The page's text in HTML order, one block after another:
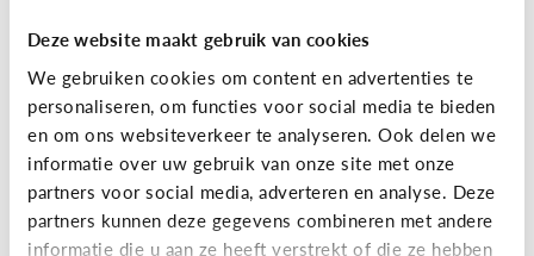
Deze website maakt gebruik van cookies
We gebruiken cookies om content en advertenties te
personaliseren, om functies voor social media te bieden
en om ons websiteverkeer te analyseren. Ook delen we
informatie over uw gebruik van onze site met onze
partners voor social media, adverteren en analyse. Deze
partners kunnen deze gegevens combineren met andere
informatie die u aan ze heeft verstrekt of die ze hebben
Techniek en toekomst